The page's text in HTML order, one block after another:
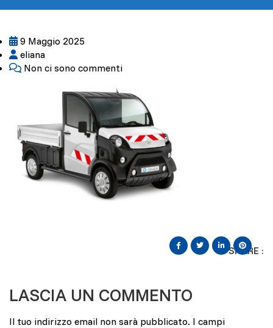
9 Maggio 2025
eliana
Non ci sono commenti
SHARE :
LASCIA UN COMMENTO
Il tuo indirizzo email non sarà pubblicato. I campi